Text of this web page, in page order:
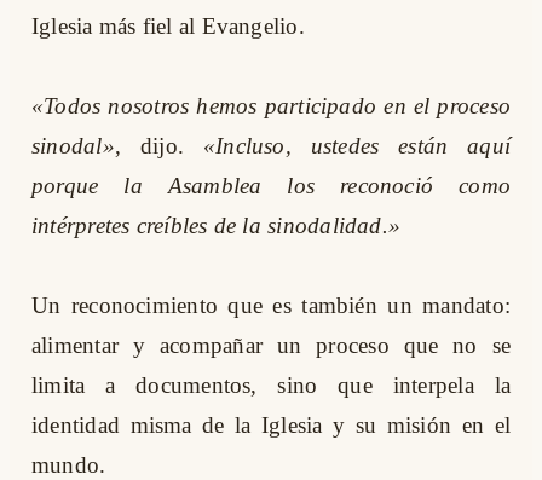
Iglesia más fiel al Evangelio.
«Todos nosotros hemos participado en el proceso
sinodal», dijo. «Incluso, ustedes están aquí
porque la Asamblea los reconoció como
intérpretes creíbles de la sinodalidad.»
Un reconocimiento que es también un mandato:
alimentar y acompañar un proceso que no se
limita a documentos, sino que interpela la
identidad misma de la Iglesia y su misión en el
mundo.